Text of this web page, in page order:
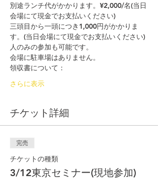
別途ランチ代がかかります。¥2,000/名(当日
会場にて現金でお支払いください)
三頭目から一頭につき1,000円がかかりま
す。(当日会場にて現金でお支払いください)
人のみの参加も可能です。
会場に駐車場はありません。
領収書について：
さらに表示
チケット詳細
完売
チケットの種類
3/12東京セミナー(現地参加)